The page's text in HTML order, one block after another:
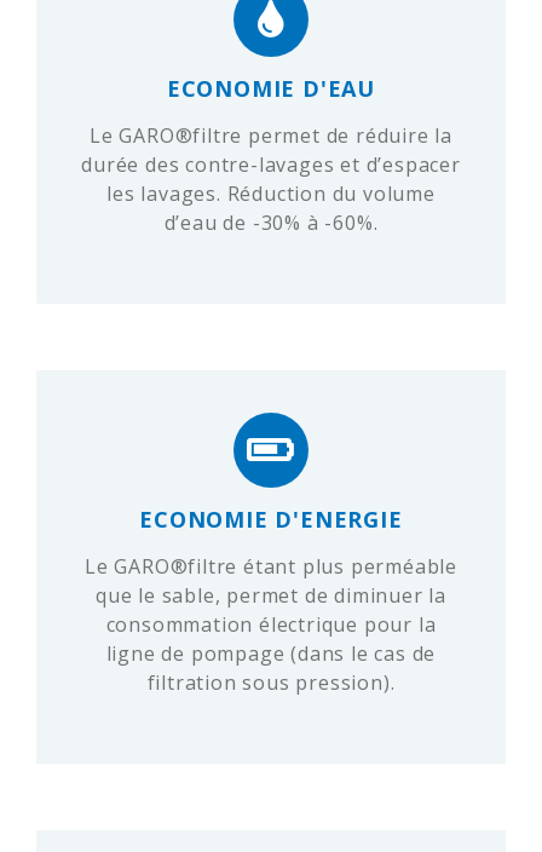
ECONOMIE D'EAU
Le GARO®filtre permet de réduire la
durée des contre-lavages et d’espacer
les lavages. Réduction du volume
d’eau de -30% à -60%.
ECONOMIE D'ENERGIE
Le GARO®filtre étant plus perméable
que le sable, permet de diminuer la
consommation électrique pour la
ligne de pompage (dans le cas de
filtration sous pression).